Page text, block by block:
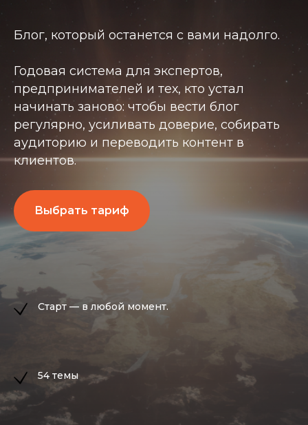
Блог, который останется с вами надолго.
Годовая система для экспертов,
предпринимателей и тех, кто устал
начинать заново: чтобы вести блог
регулярно, усиливать доверие, собирать
аудиторию и переводить контент в
клиентов.
Выбрать тариф
Старт — в любой момент.
54 темы